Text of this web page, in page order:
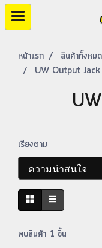
หน้าแรก สินค้าทั้งหมด
UW Output Jack
เรียงตาม
พบสินค้า 1 ชิ้น